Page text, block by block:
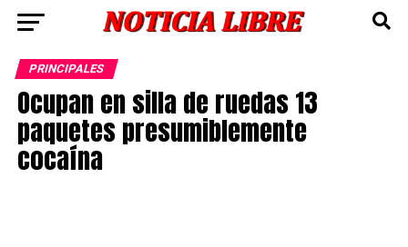
PRINCIPALES
Ocupan en silla de ruedas 13
paquetes presumiblemente
cocaína